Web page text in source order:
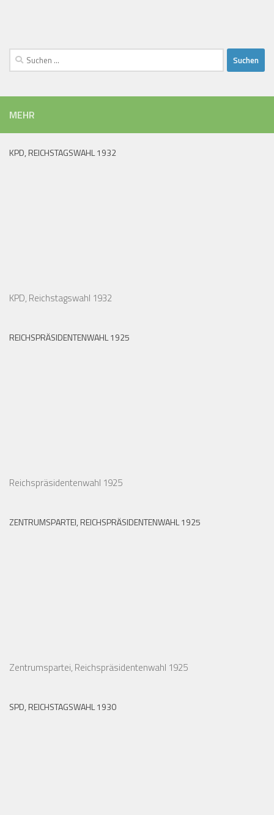
Suchen
nach:
MEHR
KPD, REICHSTAGSWAHL 1932
KPD, Reichstagswahl 1932
REICHSPRÄSIDENTENWAHL 1925
Reichspräsidentenwahl 1925
ZENTRUMSPARTEI, REICHSPRÄSIDENTENWAHL 1925
Zentrumspartei, Reichspräsidentenwahl 1925
SPD, REICHSTAGSWAHL 1930